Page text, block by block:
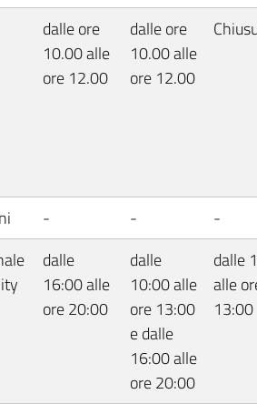
dalle ore
10.00 alle
ore 12.00
dalle ore
10.00 alle
ore 12.00
- - -
dalle
16:00 alle
ore 20:00
dalle
10:00 alle
ore 13:00
e dalle
16:00 alle
ore 20:00
dalle
alle
13:00